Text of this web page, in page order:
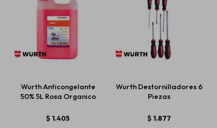
Wurth Anticongelante
50% 5L Rosa Organico
$ 1.405
Wurth Destornilladores 6
Piezas
$ 1.877
Baterías
Repuestos
Servicios